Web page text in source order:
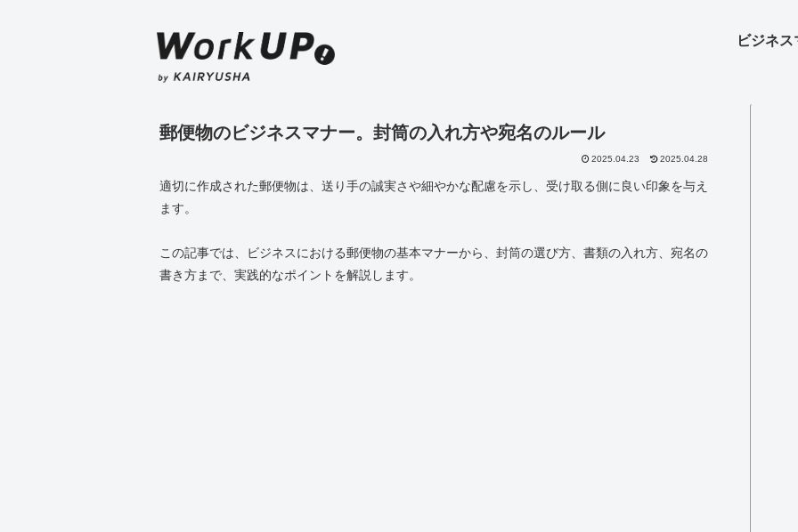
ビジネ
郵便物のビジネスマナー。封筒の入れ方や宛名のルール
2025.04.23 2025.04.28
適切に作成された郵便物は、送り手の誠実さや細やかな配慮を示し、受け取る側に良い印象を与え
ます。
この記事では、ビジネスにおける郵便物の基本マナーから、封筒の選び方、書類の入れ方、宛名の
書き方まで、実践的なポイントを解説します。